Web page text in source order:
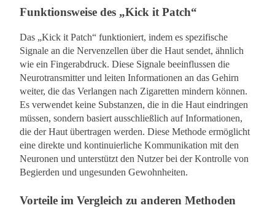
Funktionsweise des „Kick it Patch“
Das „Kick it Patch“ funktioniert, indem es spezifische
Signale an die Nervenzellen über die Haut sendet, ähnlich
wie ein Fingerabdruck. Diese Signale beeinflussen die
Neurotransmitter und leiten Informationen an das Gehirn
weiter, die das Verlangen nach Zigaretten mindern können.
Es verwendet keine Substanzen, die in die Haut eindringen
müssen, sondern basiert ausschließlich auf Informationen,
die der Haut übertragen werden. Diese Methode ermöglicht
eine direkte und kontinuierliche Kommunikation mit den
Neuronen und unterstützt den Nutzer bei der Kontrolle von
Begierden und ungesunden Gewohnheiten.
Vorteile im Vergleich zu anderen Methoden